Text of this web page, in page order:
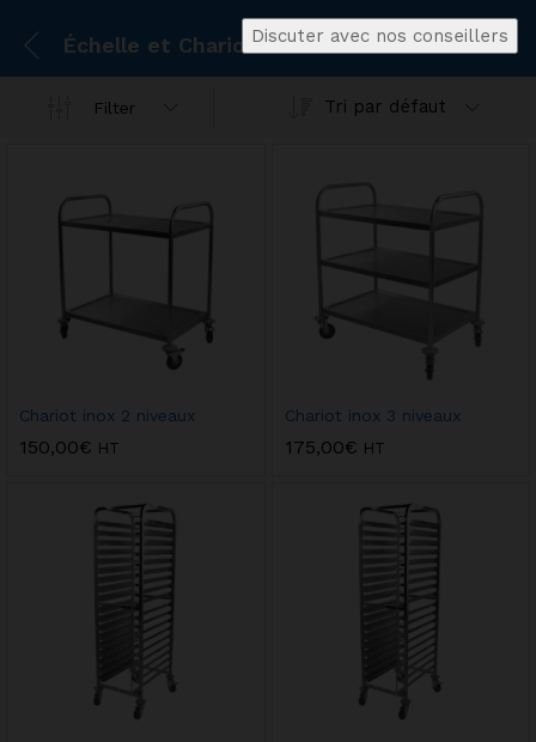
Échelle et Chariot Inox
Filter Tri par défaut
Chariot inox 2 niveaux
150,00€ HT
Chariot inox 3 niveaux
175,00€ HT
Discuter avec nos conseillers